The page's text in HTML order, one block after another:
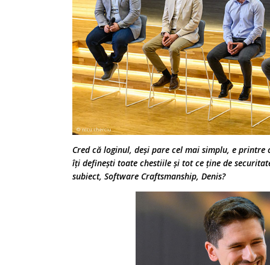
Cred că loginul, deși pare cel mai simplu, e printre
îți definești toate chestiile și tot ce ține de
subiect, Software Craftsmanship, Denis?